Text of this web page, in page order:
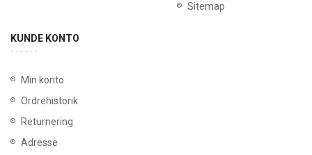
Sitemap
KUNDE KONTO
Min konto
Ordrehistorik
Returnering
Adresse